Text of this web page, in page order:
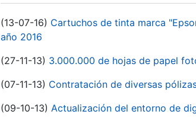
(13-07-16) Cartuchos de tinta marca
año 2016
(27-11-13) 3.000.000 de hojas de papel
(07-11-13) Contratación de diversas
(09-10-13) Actualización del entorno de